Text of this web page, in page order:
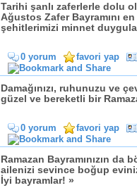
Tarihi şanlı zaferlerle dolu
Ağustos Zafer Bayramını
şehitlerimizi minnet
0 yorum favori yap
Damağınızı, ruhunuzu ve
güzel ve bereketli bir
0 yorum favori yap
Ramazan Bayramınızın
ailenizi sevince boğup
İyi bayramlar! »